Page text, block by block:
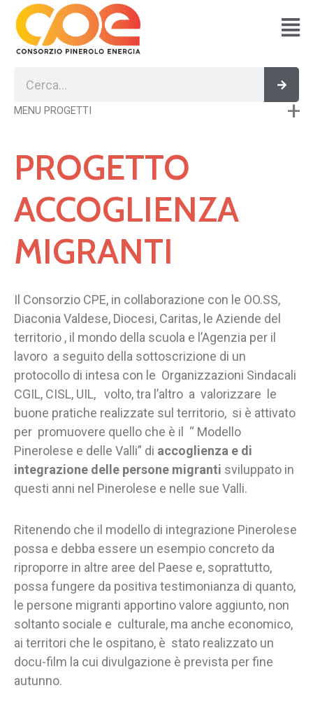
contenuto
MENU PROGETTI
PROGETTO
ACCOGLIENZA
MIGRANTI
Il Consorzio CPE, in collaborazione con le OO.SS,
Diaconia Valdese, Diocesi, Caritas, le Aziende del
territorio , il mondo della scuola e l’Agenzia per il
lavoro a seguito della sottoscrizione di un
protocollo di intesa con le Organizzazioni Sindacali
CGIL, CISL, UIL, volto, tra l’altro a valorizzare le
buone pratiche realizzate sul territorio, si è attivato
per promuovere quello che è il “ Modello
Pinerolese e delle Valli” di accoglienza e di
integrazione delle persone migranti sviluppato in
questi anni nel Pinerolese e nelle sue Valli.
Ritenendo che il modello di integrazione Pinerolese
possa e debba essere un esempio concreto da
riproporre in altre aree del Paese e, soprattutto,
possa fungere da positiva testimonianza di quanto,
le persone migranti apportino valore aggiunto, non
soltanto sociale e culturale, ma anche economico,
ai territori che le ospitano, è stato realizzato un
docu-film la cui divulgazione è prevista per fine
autunno.